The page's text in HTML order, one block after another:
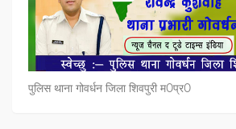
पुलिस थाना गोवर्धन जिला शिवपुरी म0प्र0